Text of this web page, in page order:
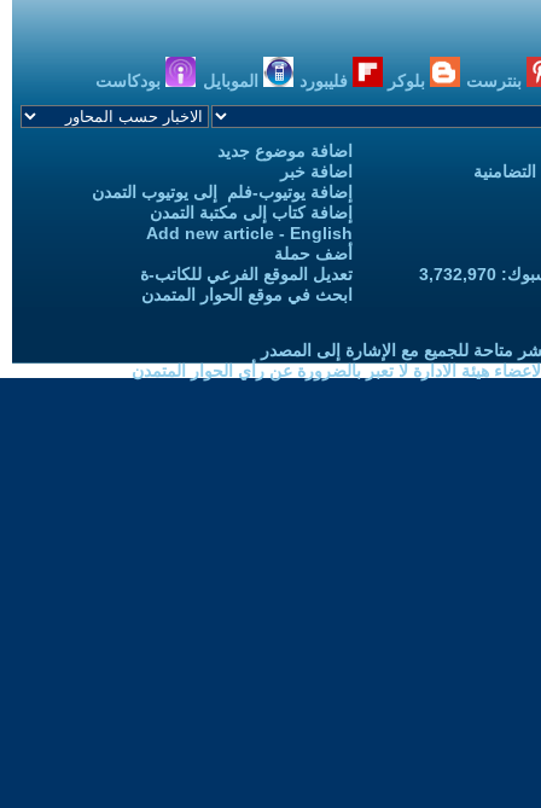
بنترست بلوكر فليبورد الموبايل بودكاست
اضافة موضوع جديد
اضافة خبر
إضافة يوتيوب-فلم إلى يوتيوب التمدن
إضافة كتاب إلى مكتبة التمدن
Add new article - English
أضف حملة
تعديل الموقع الفرعي للكاتب-ة
ابحث في موقع الحوار المتمدن
متاحة للجميع مع الإشارة إلى المصدر
هيئة الادارة لا تعبر بالضرورة عن رأي الحوار المتمدن